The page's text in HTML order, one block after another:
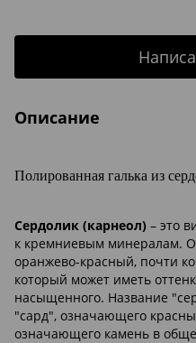
Описание
Полированная галька из
Сердолик (карнеол) – это
к кремниевым минералам.
оранжево-красный, почти
который может иметь
насыщенного. Название
"сард", означающего
означающего камень в